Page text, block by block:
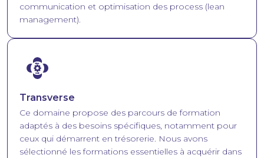
communication et optimisation des process (lean
management).
Image
Transverse
Ce domaine propose des parcours de formation
adaptés à des besoins spécifiques, notamment pour
ceux qui démarrent en trésorerie. Nous avons
sélectionné les formations essentielles à acquérir dans